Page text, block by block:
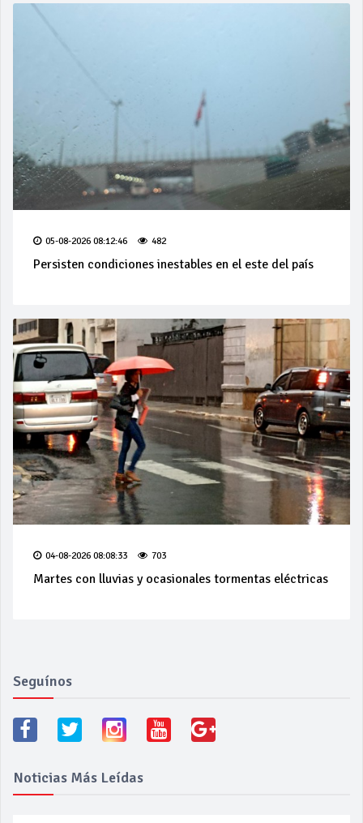
05-08-2026 08:12:46 482
Persisten condiciones inestables en el este del país
04-08-2026 08:08:33 703
Martes con lluvias y ocasionales tormentas eléctricas
Seguínos
Noticias Más Leídas